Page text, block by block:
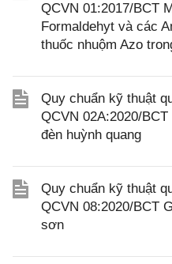
QCVN 01:2017/BCT
Formaldehyt và các
thuốc nhuộm Azo
Quy chuẩn kỹ thuật
QCVN 02A:2020/
đèn huỳnh quang
Quy chuẩn kỹ thuật
QCVN 08:2020/BCT
sơn